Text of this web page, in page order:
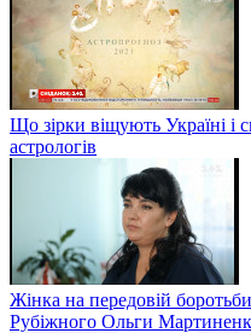
Що зірки віщують Україні і
астрологів
Жінка на передовій боротьби
Рубіжного Ольги